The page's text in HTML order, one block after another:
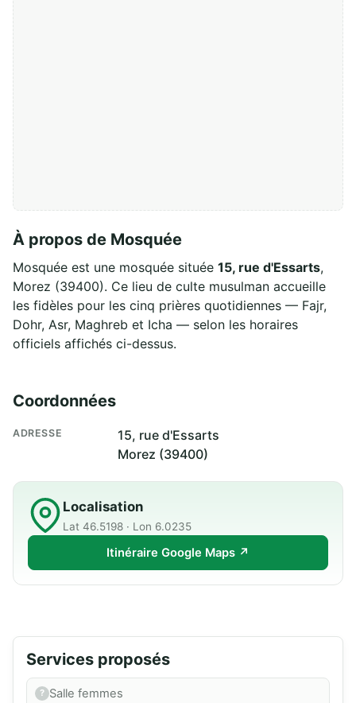
À propos de Mosquée
Mosquée est une mosquée située 15, rue d'Essarts,
Morez (39400). Ce lieu de culte musulman accueille
les fidèles pour les cinq prières quotidiennes — Fajr,
Dohr, Asr, Maghreb et Icha — selon les horaires
officiels affichés ci-dessus.
Coordonnées
ADRESSE
15, rue d'Essarts
Morez (39400)
Localisation
Lat 46.5198 · Lon 6.0235
Itinéraire Google Maps ↗
Services proposés
Salle femmes